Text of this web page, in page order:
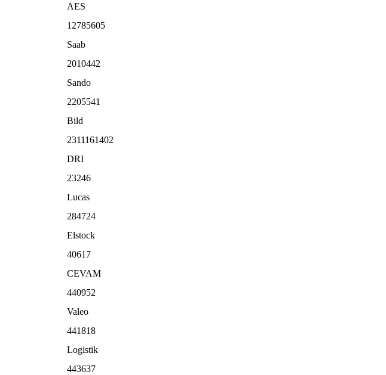
AES
12785605
Saab
2010442
Sando
2205541
Bild
2311161402
DRI
23246
Lucas
284724
Elstock
40617
CEVAM
440952
Valeo
441818
Logistik
443637